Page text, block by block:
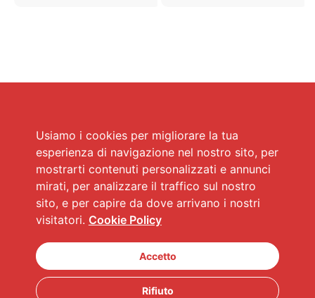
Usiamo i cookies per migliorare la tua
esperienza di navigazione nel nostro sito, per
mostrarti contenuti personalizzati e annunci
mirati, per analizzare il traffico sul nostro
sito, e per capire da dove arrivano i nostri
visitatori. Cookie Policy
Accetto
Rifiuto